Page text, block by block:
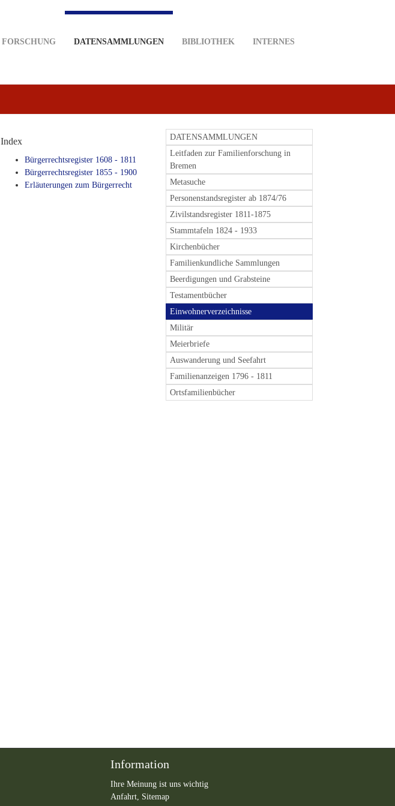
FORSCHUNG DATENSAMMLUNGEN BIBLIOTHEK INTERNES
Index
Bürgerrechtsregister 1608 - 1811
Bürgerrechtsregister 1855 - 1900
Erläuterungen zum Bürgerrecht
DATENSAMMLUNGEN
Leitfaden zur Familienforschung in
Bremen
Metasuche
Personenstandsregister ab 1874/76
Zivilstandsregister 1811-1875
Stammtafeln 1824 - 1933
Kirchenbücher
Familienkundliche Sammlungen
Beerdigungen und Grabsteine
Testamentbücher
Einwohnerverzeichnisse
Militär
Meierbriefe
Auswanderung und Seefahrt
Familienanzeigen 1796 - 1811
Ortsfamilienbücher
Information
Ihre Meinung ist uns wichtig
Anfahrt, Sitemap